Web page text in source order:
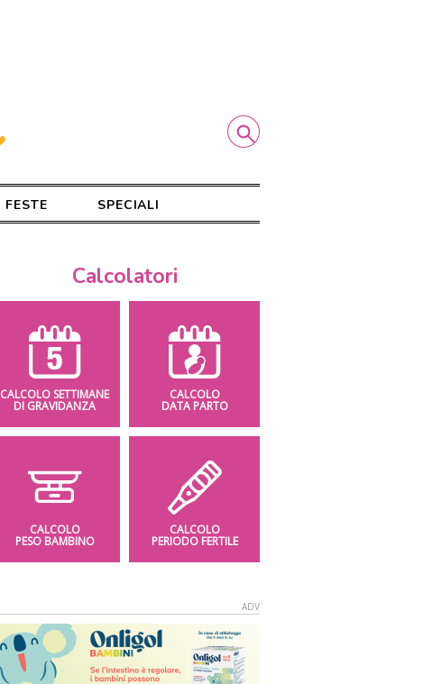
FESTE SPECIALI
Calcolatori
CALCOLO SETTIMANE
DI GRAVIDANZA
CALCOLO
DATA PARTO
CALCOLO
PESO BAMBINO
CALCOLO
PERIODO FERTILE